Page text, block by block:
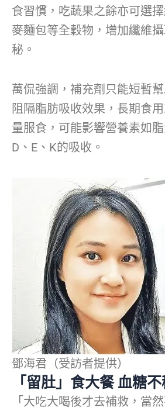
食習慣，吃蔬果之餘亦可選
麥麵包等全穀物，增加纖維
秘。
萬侃強調，補充劑只能短暫
阻隔脂肪吸收效果，長期食
量服食，可能影響營養素如
D、E、K的吸收。
鄧海君（受訪者提供）
「留肚」食大餐 血糖
「大吃大喝後才去補救，當